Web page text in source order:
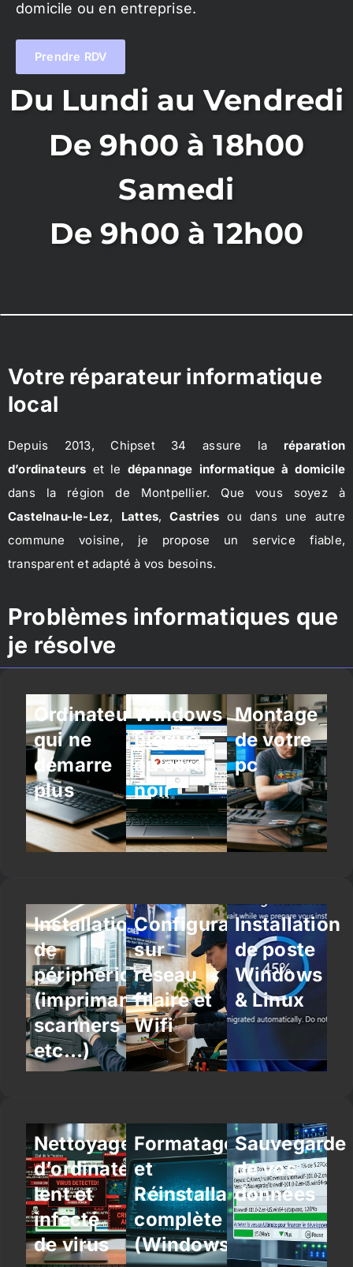
domicile ou en entreprise.
Prendre RDV
Du Lundi au Vendredi
De 9h00 à 18h00
Samedi
De 9h00 à 12h00
Votre réparateur informatique
local
Depuis 2013, Chipset 34 assure la réparation
d’ordinateurs et le dépannage informatique à domicile
dans la région de Montpellier. Que vous soyez à
Castelnau-le-Lez, Lattes,Castries ou dans une autre
commune voisine, je propose un service fiable,
transparent et adapté à vos besoins.
Problèmes informatiques que
je résolve
Ordinateur
qui ne
démarre
plus
Windows
bloqué
ou écran
noir
Montage
de votre
pc
Installation
de
périphériques
(imprimantes,
scanners
etc…)
Configuration
sur
réseau
filaire et
Wifi
Installation
de poste
Windows
& Linux
Nettoyage
d’ordinateur
lent et
infecté
de virus
Formatage
et
Réinstallation
complète
(Windows/Linux)
Sauvegarde
de vos
données